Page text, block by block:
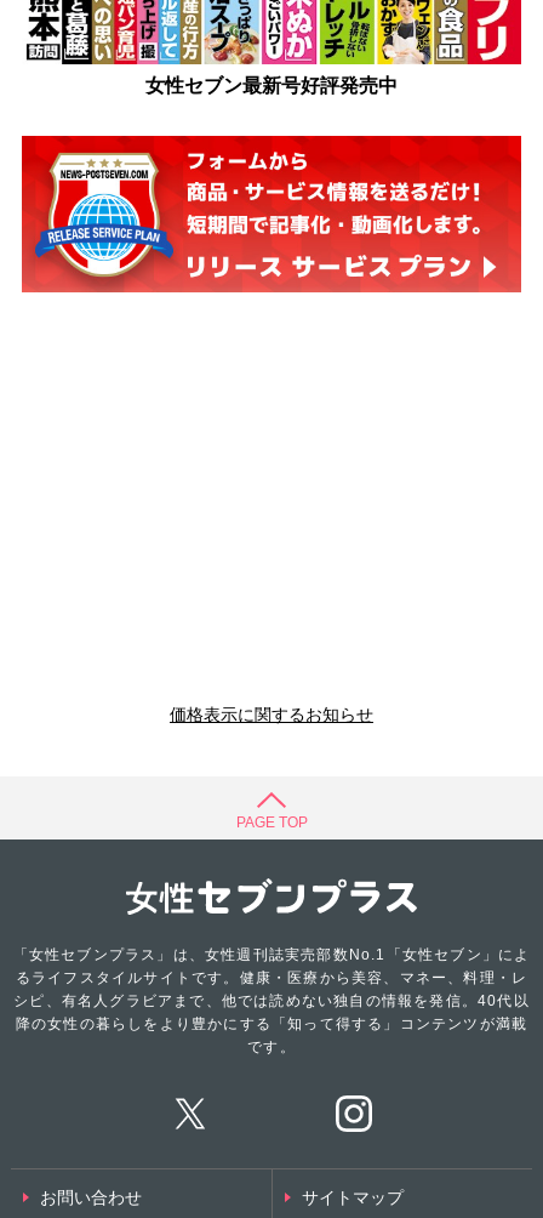
女性セブン最新号好評発売中
価格表示に関するお知らせ
PAGE TOP
「女性セブンプラス」は、女性週刊誌実売部数No.1「女性セブン」によ
るライフスタイルサイトです。健康・医療から美容、マネー、料理・レ
シピ、有名人グラビアまで、他では読めない独自の情報を発信。40代以
降の女性の暮らしをより豊かにする「知って得する」コンテンツが満載
です。
お問い合わせ サイトマップ